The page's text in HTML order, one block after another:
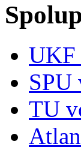
UKF
SPU
TU